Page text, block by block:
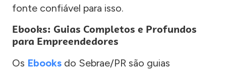
fonte confiável para isso.
Ebooks: Guias Completos e Profundos
para Empreendedores
Os Ebooks do Sebrae/PR são guias